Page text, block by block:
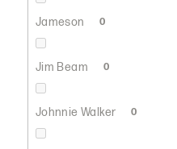
Jameson 0
Jim Beam 0
Johnnie Walker 0